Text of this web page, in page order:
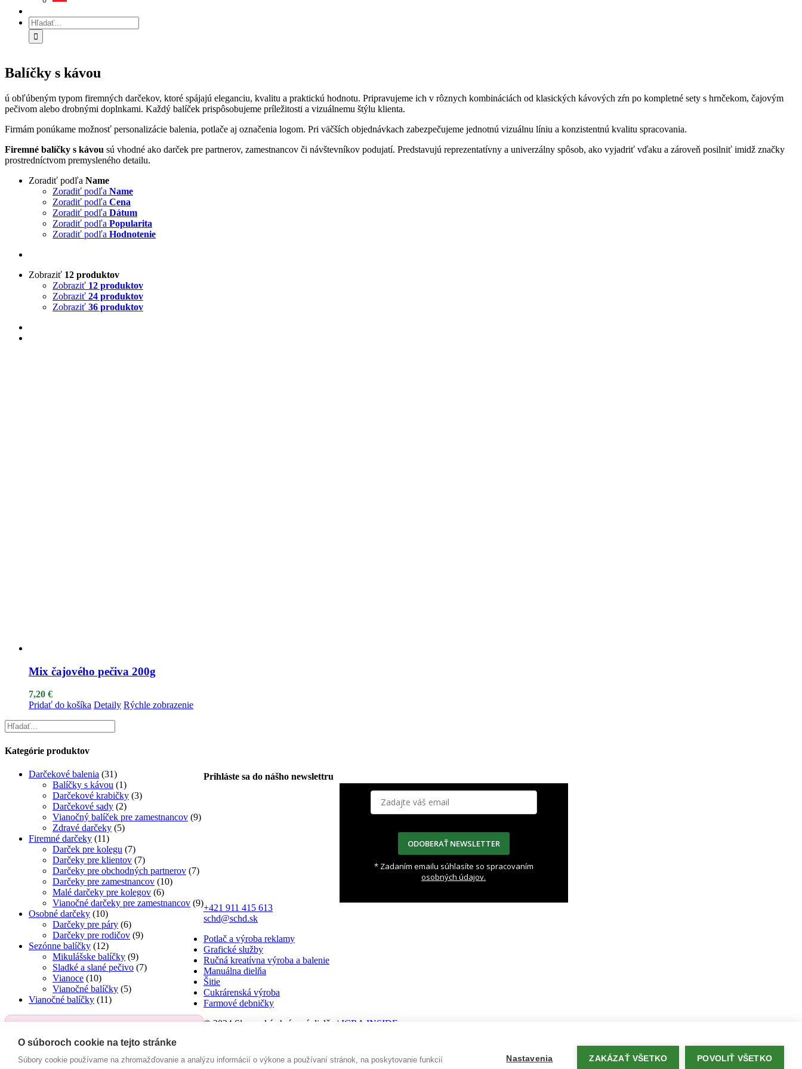
Hľadať:
Balíčky s kávou
ú obľúbeným typom firemných darčekov, ktoré spájajú eleganciu, kvalitu a praktickú hodnotu. Pripravujeme ich v rôznych kombináciách od klasických kávových zŕn po kompletné sety s hrnčekom, čajovým
pečivom alebo drobnými doplnkami. Každý balíček prispôsobujeme príležitosti a vizuálnemu štýlu klienta.
Firmám ponúkame možnosť personalizácie balenia, potlače aj označenia logom. Pri väčších objednávkach zabezpečujeme jednotnú vizuálnu líniu a konzistentnú kvalitu spracovania.
Firemné balíčky s kávou sú vhodné ako darček pre partnerov, zamestnancov či návštevníkov podujatí. Predstavujú reprezentatívny a univerzálny spôsob, ako vyjadriť vďaku a zároveň posilniť imidž značky
prostredníctvom premysleného detailu.
Zoradiť podľa Name
Zoradiť podľa Name
Zoradiť podľa Cena
Zoradiť podľa Dátum
Zoradiť podľa Popularita
Zoradiť podľa Hodnotenie
Zobraziť 12 produktov
Zobraziť 12 produktov
Zobraziť 24 produktov
Zobraziť 36 produktov
Mix čajového pečiva 200g
7,20 €
Pridať do košíka Detaily Rýchle zobrazenie
Kategórie produktov
Darčekové balenia (31)
Balíčky s kávou (1)
Darčekové krabičky (3)
Darčekové sady (2)
Vianočný balíček pre zamestnancov (9)
Zdravé darčeky (5)
Firemné darčeky (11)
Darček pre kolegu (7)
Darčeky pre klientov (7)
Darčeky pre obchodných partnerov (7)
Darčeky pre zamestnancov (10)
Malé darčeky pre kolegov (6)
Vianočné darčeky pre zamestnancov (9)
Osobné darčeky (10)
Darčeky pre páry (6)
Darčeky pre rodičov (9)
Sezónne balíčky (12)
Mikulášske balíčky (9)
Sladké a slané pečivo (7)
Vianoce (10)
Vianočné balíčky (5)
Vianočné balíčky (11)
Kontaktujte našeobchodné oddelenie
Prihláste sa do nášho newslettru
ODOBERAŤ NEWSLETTER
* Zadaním emailu súhlasíte so spracovaním
osobných údajov.
+421 911 415 613
schd@schd.sk
Potlač a výroba reklamy
Grafické služby
Ručná kreatívna výroba a balenie
Manuálna dielňa
Šitie
Cukrárenská výroba
Farmové debničky
© 2024 Slovenská chránená dielňa | ICRA INSIDE
Formulár na odstúpenie od zmluvy
O súboroch cookie na tejto stránke
Súbory cookie používame na zhromažďovanie a analýzu informácií o výkone a používaní stránok, na poskytovanie funkcií
Nastavenia ZAKÁZAŤ VŠETKO POVOLIŤ VŠETKO